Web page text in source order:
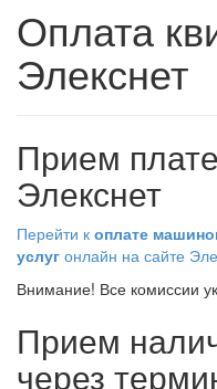
Оплата
Элекснет
Прием
Элекснет
Перейти к оплате
услуг онлайн на сайте
Внимание! Все комиссии
Прием
через